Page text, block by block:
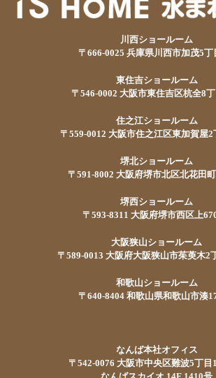
川西ショールーム
〒666-0025 兵庫県川西市加茂5丁
東住吉ショールーム
〒546-0002 大阪市東住吉区杭全8
住之江ショールーム
〒559-0012 大阪市住之江区東加賀屋2
堺北ショールーム
〒591-8002 大阪府堺市北区北花田
堺西ショールーム
〒593-8311 大阪府堺市西区上
大阪狭山ショールーム
〒589-0013 大阪府大阪狭山市茱萸木2
和歌山ショールーム
〒640-8404 和歌山県和歌山市湊
なんば本社オフィス
〒542-0076 大阪市中央区難波5丁目